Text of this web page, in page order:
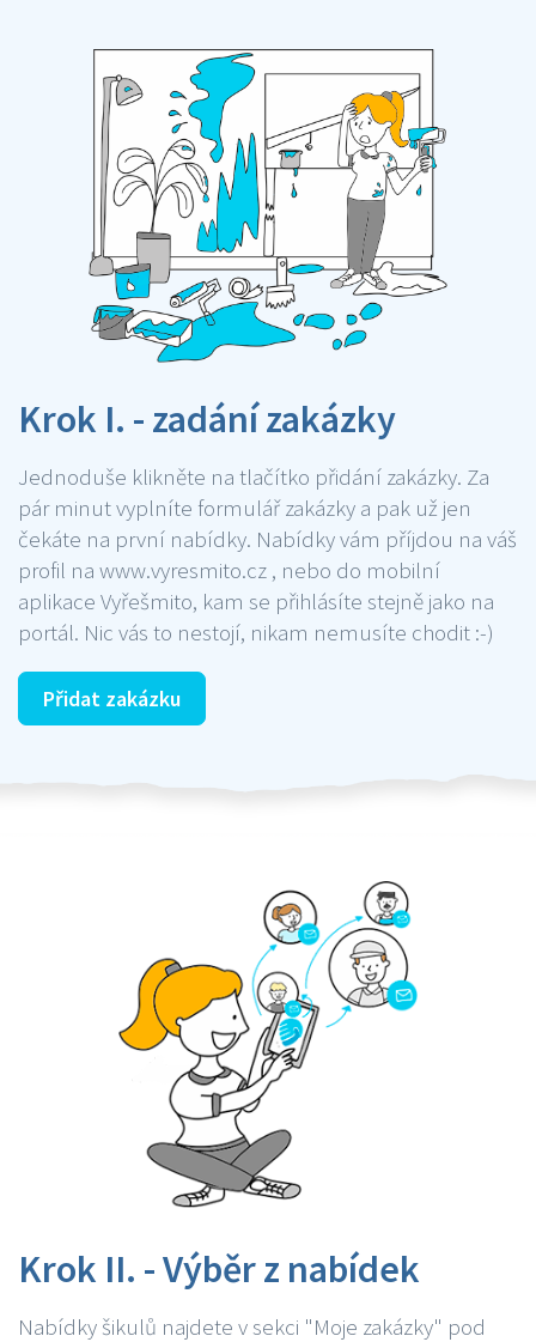
Krok I. - zadání zakázky
Jednoduše klikněte na tlačítko přidání zakázky. Za
pár minut vyplníte formulář zakázky a pak už jen
čekáte na první nabídky. Nabídky vám příjdou na váš
profil na www.vyresmito.cz , nebo do mobilní
aplikace Vyřešmito, kam se přihlásíte stejně jako na
portál. Nic vás to nestojí, nikam nemusíte chodit :-)
Přidat zakázku
Krok II. - Výběr z nabídek
Nabídky šikulů najdete v sekci "Moje zakázky" pod